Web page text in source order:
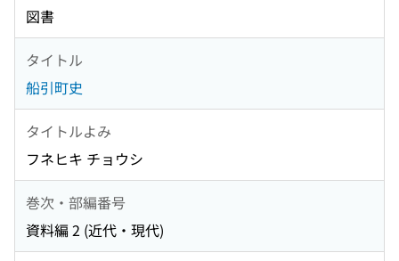
図書
タイトル
船引町史
タイトルよみ
フネヒキ チョウシ
巻次・部編番号
資料編 2 (近代・現代)